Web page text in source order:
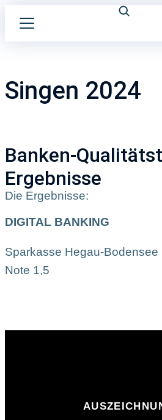
Singen 2024
Banken-
Ergebnisse
Die Ergebnisse:
DIGITAL BANKING
Sparkasse Hegau-Bodensee
Note 1,5